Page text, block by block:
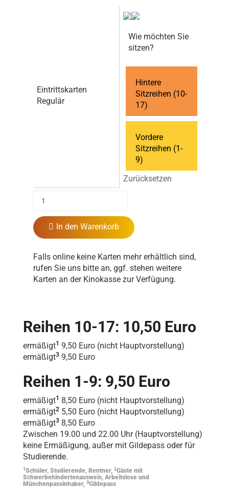
Eintrittskarten
Regulär
Wie möchten Sie
sitzen?
Hintere
Sitzreihen (10-
17)
Vordere
Sitzreihen (1-
9)
Zurücksetzen
In den Warenkorb
Falls online keine Karten mehr erhältlich sind,
rufen Sie uns bitte an, ggf. stehen weitere
Karten an der Kinokasse zur Verfügung.
Reihen 10-17: 10,50 Euro
ermäßigt1 9,50 Euro (nicht Hauptvorstellung)
ermäßigt3 9,50 Euro
Reihen 1-9: 9,50 Euro
ermäßigt1 8,50 Euro (nicht Hauptvorstellung)
ermäßigt2 5,50 Euro (nicht Hauptvorstellung)
ermäßigt3 8,50 Euro
Zwischen 19.00 und 22.00 Uhr (Hauptvorstellung)
keine Ermäßigung, außer mit Gildepass oder für
Studierende.
1 Schüler, Studierende, Rentner, 2Gäste mit
Schwerbehindertenausweis, Arbeitslose und
Münchenpassinhaber, 3Gildepass